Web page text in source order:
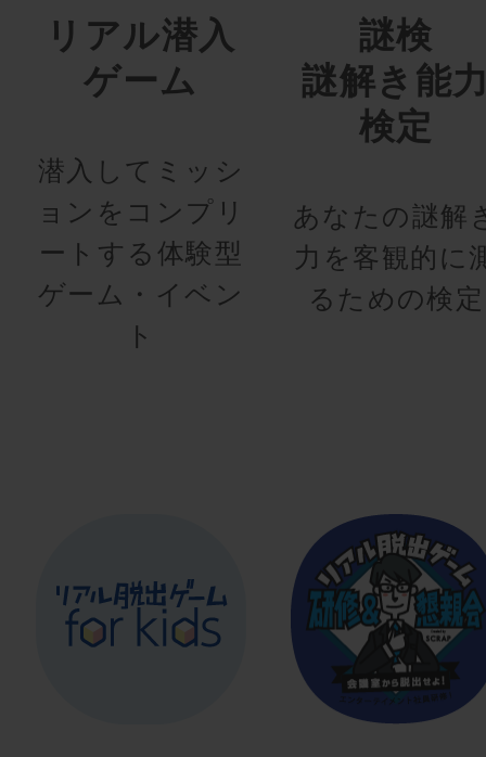
リアル潜入
ゲーム
潜入してミッシ
ョンをコンプリ
ートする体験型
ゲーム・イベン
ト
謎検
謎解き能
検定
あなたの謎解
力を客観的に
るための検定